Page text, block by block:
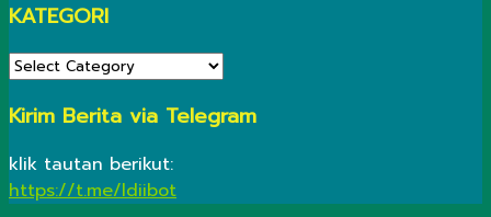
KATEGORI
KATEGORI
Kirim Berita via Telegram
klik tautan berikut:
https://t.me/ldiibot